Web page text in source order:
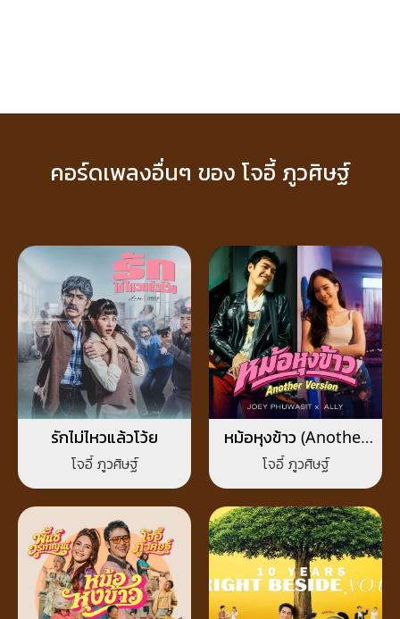
คอร์ดเพลงอื่นๆ ของ โจอี้ ภูวศิษฐ์
รักไม่ไหวแล้วโว้ย
โจอี้ ภูวศิษฐ์
หม้อหุงข้าว (Another
Version)
โจอี้ ภูวศิษฐ์